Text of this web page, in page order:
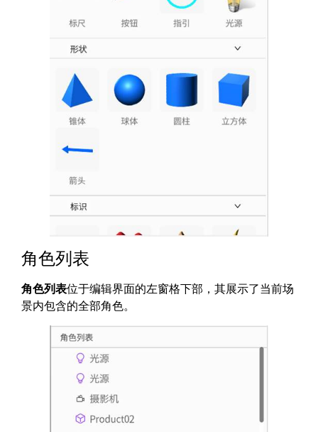
角色列表
角色列表位于编辑界面的左窗格下部，其展示了当前场
景内包含的全部角色。